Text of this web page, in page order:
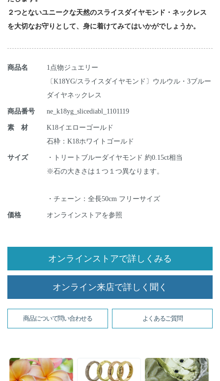
２つとないユニークな天然のスライスダイヤモンド・ネックレス
を大切なお守りとして、身に着けてみてはいかがでしょうか。
商品名
1点物ジュエリー
〔K18YG/スライスダイヤモンド〕ウルウル・3ブルー
ダイヤネックレス
商品番号 ne_k18yg_slicediabl_1101119
素 材
K18イエローゴールド
石枠：K18ホワイトゴールド
サイズ
・トリートブルーダイヤモンド 約0.15ct相当
※石の大きさは１つ１つ異なります。
・チェーン：全長50cm フリーサイズ
価格 オンラインストアを参照
オンラインストアで詳しくみる
オンライン来店で詳しく聞く
商品について問い合わせる よくあるご質問